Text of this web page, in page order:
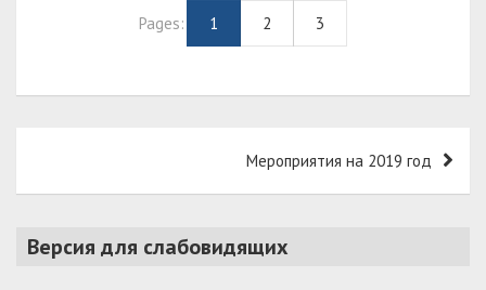
Pages: 1 2 3
Мероприятия на 2019 год
Версия для слабовидящих